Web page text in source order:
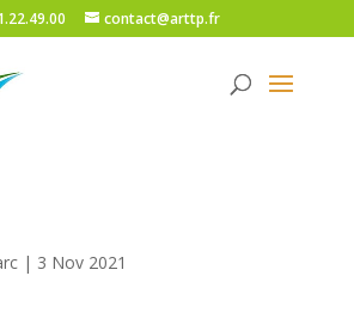
contact@arttp.fr
| 3 Nov 2021